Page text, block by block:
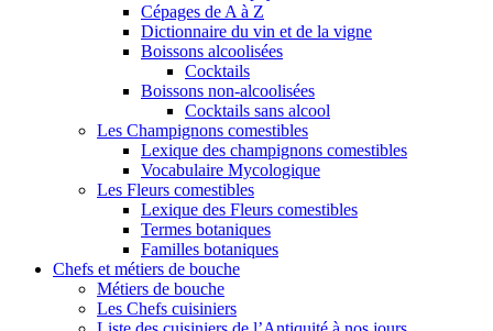
Cépages de A à Z
Dictionnaire du vin et de la vigne
Boissons alcoolisées
Cocktails
Boissons non-alcoolisées
Cocktails sans alcool
Les Champignons comestibles
Lexique des champignons comestibles
Vocabulaire Mycologique
Les Fleurs comestibles
Lexique des Fleurs comestibles
Termes botaniques
Familles botaniques
Chefs et métiers de bouche
Métiers de bouche
Les Chefs cuisiniers